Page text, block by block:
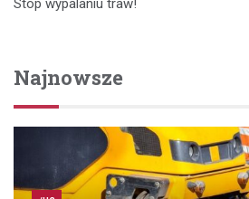
Stop wypalaniu traw!
Najnowsze